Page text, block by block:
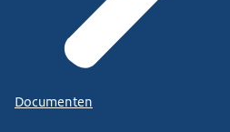
Documenten